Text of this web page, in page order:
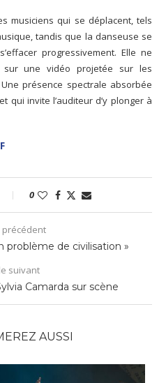
musiciens qui se déplacent, tels
tandis que la danseuse se
progressivement. Elle ne
sur une vidéo projetée sur les
présence spectrale absorbée
qui invite l’auditeur d’y plonger à
0
précédent
problème de civilisation »
suivant
Camarda sur scène
AUSSI